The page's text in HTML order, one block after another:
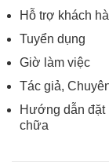
Hỗ trợ khách
Tuyển dụng
Giờ làm việc
Tác giả,
Hướng dẫn đặt
chữa